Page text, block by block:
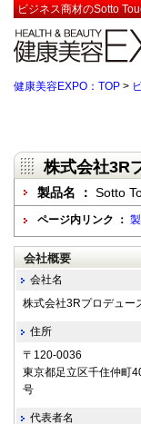
ビジネス商材のSotto
健康美容EXPO：TOP >
株式会社3R
製品名 ： Sotto
ページ内リンク ：
会社概要
会社名
株式会社3Rプロデュー
住所
〒120-0036
東京都足立区千住仲町
号
代表者名